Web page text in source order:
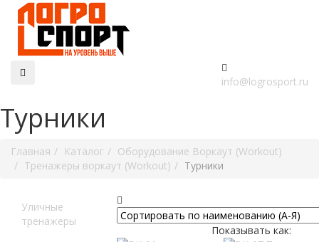
info@logrosport.ru
Турники
Главная Каталог
Оборудование Воркаут (Workout)
Тренажеры воркаут (Workout)
Турники
Уличные
тренажеры
Показывать как: